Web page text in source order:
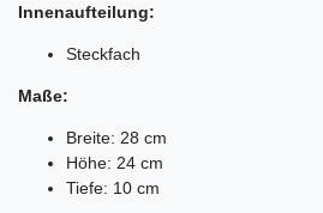
Innenaufteilung:
Steckfach
Maße:
Breite: 28 cm
Höhe: 24 cm
Tiefe: 10 cm